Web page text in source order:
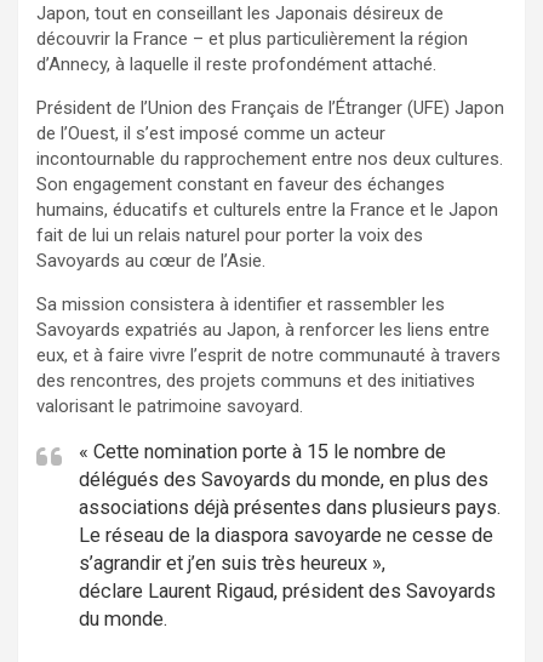
Japon, tout en conseillant les Japonais désireux de
découvrir la France – et plus particulièrement la région
d’Annecy, à laquelle il reste profondément attaché.
Président de l’Union des Français de l’Étranger (UFE) Japon
de l’Ouest, il s’est imposé comme un acteur
incontournable du rapprochement entre nos deux cultures.
Son engagement constant en faveur des échanges
humains, éducatifs et culturels entre la France et le Japon
fait de lui un relais naturel pour porter la voix des
Savoyards au cœur de l’Asie.
Sa mission consistera à identifier et rassembler les
Savoyards expatriés au Japon, à renforcer les liens entre
eux, et à faire vivre l’esprit de notre communauté à travers
des rencontres, des projets communs et des initiatives
valorisant le patrimoine savoyard.
« Cette nomination porte à 15 le nombre de
délégués des Savoyards du monde, en plus des
associations déjà présentes dans plusieurs pays.
Le réseau de la diaspora savoyarde ne cesse de
s’agrandir et j’en suis très heureux »,
déclare Laurent Rigaud, président des Savoyards
du monde.